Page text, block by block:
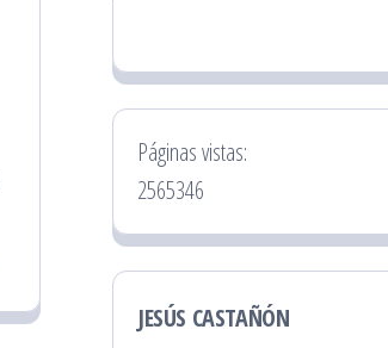
Páginas vistas:
2565346
JESÚS CASTAÑÓN